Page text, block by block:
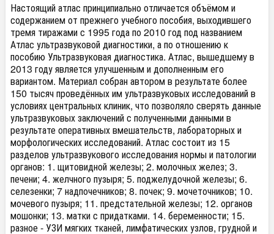
Настоящий атлас принципиально отличается объёмом и
содержанием от прежнего учебного пособия, выходившего
тремя тиражами с 1995 года по 2010 год под названием
Атлас ультразвуковой диагностики, а по отношению к
пособию Ультразвуковая диагностика. Атлас, вышедшему в
2013 году является улучшенным и дополненным его
вариантом. Материал собран автором в результате более
150 тысяч проведённых им ультразвуковых исследований в
условиях центральных клиник, что позволяло сверять данные
ультразвуковых заключений с полученными данными в
результате оперативных вмешательств, лабораторных и
морфологических исследований. Атлас состоит из 15
разделов ультразвукового исследования нормы и патологии
органов: 1. щитовидной железы; 2. молочных желез; 3.
печени; 4. желчного пузыря; 5. поджелудочной железы; 6.
селезенки; 7 надпочечников; 8. почек; 9. мочеточников; 10.
мочевого пузыря; 11. предстательной железы; 12. органов
мошонки; 13. матки с придатками. 14. беременности; 15.
разное - УЗИ мягких тканей, лимфатических узлов, грудной и